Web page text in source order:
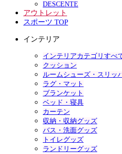
DESCENTE
アウトレット
スポーツ TOP
インテリア
インテリアカテゴリすべ
クッション
ルームシューズ・スリッ
ラグ・マット
ブランケット
ベッド・寝具
カーテン
収納・収納グッズ
バス・洗面グッズ
トイレグッズ
ランドリーグッズ